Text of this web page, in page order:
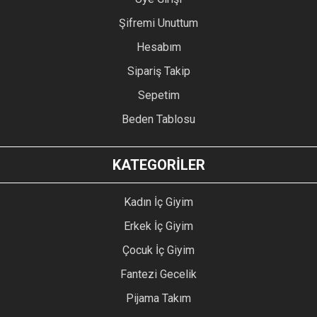
Şifremi Unuttum
Hesabım
Sipariş Takip
Sepetim
Beden Tablosu
KATEGORİLER
Kadın İç Giyim
Erkek İç Giyim
Çocuk İç Giyim
Fantezi Gecelik
Pijama Takım